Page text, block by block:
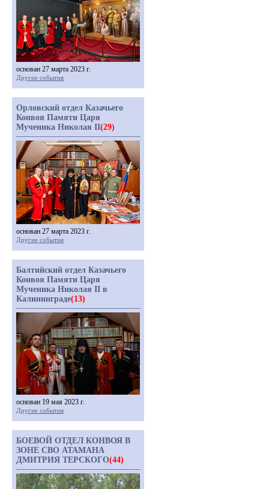
основан 27 марта 2023 г.
Другие события
Орловский отдел Казачьего
Конвоя Памяти Царя
Мученика Николая II(29)
основан 27 марта 2023 г.
Другие события
Балтийский отдел Казачьего
Конвоя Памяти Царя
Мученика Николая II в
Калининграде(13)
основан 19 мая 2023 г.
Другие события
БОЕВОЙ ОТДЕЛ КОНВОЯ В
ЗОНЕ СВО АТАМАНА
ДМИТРИЯ ТЕРСКОГО(44)